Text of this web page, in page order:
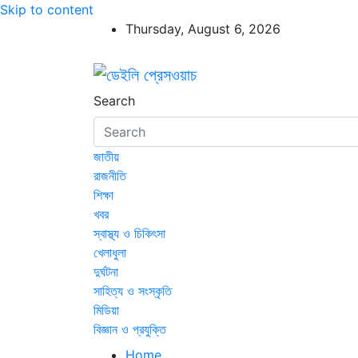
Skip to content
Thursday, August 6, 2026
ডেইলি প্রেসওয়াচ
ডেইলি প্রেসওয়াচ মুক্তিযুদ্ধের চেতনায় উদ্বুদ্ধ
Search
জাতীয়
রাজনীতি
শিক্ষা
খবর
স্বাস্থ্য ও চিকিৎসা
খেলাধুলা
দুর্ঘটনা
সাহিত্য ও সংস্কৃতি
মিডিয়া
বিজ্ঞান ও প্রযুক্তি
Home